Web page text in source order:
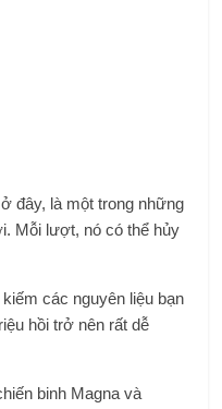
đây, là một trong những
Mỗi lượt, nó có thể hủy
các nguyên liệu bạn
hồi trở nên rất dễ
binh Magna và